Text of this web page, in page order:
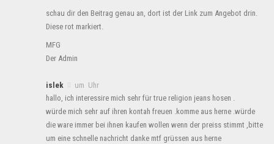
schau dir den Beitrag genau an, dort ist der Link zum Angebot drin.
Diese rot markiert.
MFG
Der Admin
islek
um Uhr
hallo, ich interessire mich sehr für true religion jeans hosen .
würde mich sehr auf ihren kontah freuen .komme aus herne .würde
die ware immer bei ihnen kaufen wollen wenn der preiss stimmt ,bitte
um eine schnelle nachricht danke mtf grüssen aus herne